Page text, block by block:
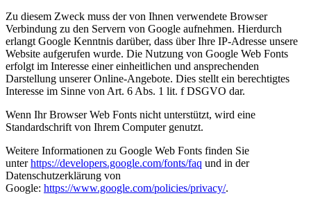
Zu diesem Zweck muss der von Ihnen verwendete Browser
Verbindung zu den Servern von Google aufnehmen. Hierdurch
erlangt Google Kenntnis darüber, dass über Ihre IP-Adresse unsere
Website aufgerufen wurde. Die Nutzung von Google Web Fonts
erfolgt im Interesse einer einheitlichen und ansprechenden
Darstellung unserer Online-Angebote. Dies stellt ein berechtigtes
Interesse im Sinne von Art. 6 Abs. 1 lit. f DSGVO dar.
Wenn Ihr Browser Web Fonts nicht unterstützt, wird eine
Standardschrift von Ihrem Computer genutzt.
Weitere Informationen zu Google Web Fonts finden Sie
unterhttps://developers.google.com/fonts/faq und in der
Datenschutzerklärung von
Google: https://www.google.com/policies/privacy/.